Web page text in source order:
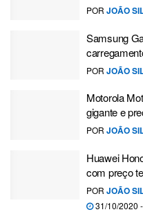
POR JOÃO
Samsung
POR JOÃO
Motorola
gigante e
POR JOÃO
Huawei
com preço
POR JOÃO
31/10/2020